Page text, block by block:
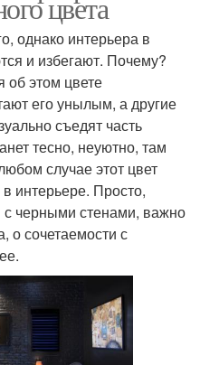
однако интерьера в
и избегают. Почему?
об этом цвете
его унылым, а другие
съедят часть
тесно, неуютно, там
случае этот цвет
интерьере. Просто,
черными стенами, важно
о сочетаемости с